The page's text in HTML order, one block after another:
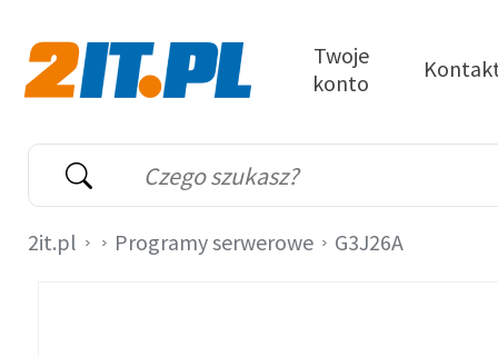
Wyszukiwarka
Słowo kluczowe
Twoje
konto
2it.pl Programy serwerowe G3J26A